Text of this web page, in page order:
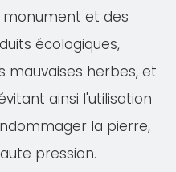
et des
écologiques,
mauvaises herbes, et
ainsi l'utilisation
la pierre,
pression.